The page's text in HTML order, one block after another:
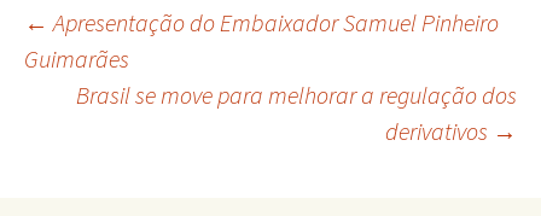
Navegação
← Apresentação do Embaixador Samuel Pinheiro
Guimarães
Brasil se move para melhorar a regulação dos
derivativos →